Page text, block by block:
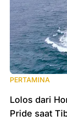
PERTAMINA
Lolos dari
Pride saat